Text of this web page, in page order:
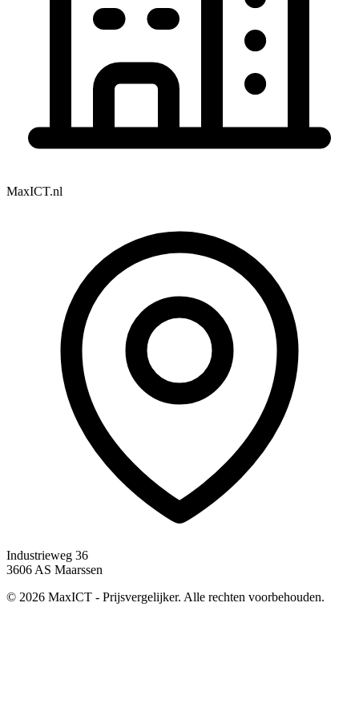
MaxICT.nl
Industrieweg 36
3606 AS Maarssen
© 2026 MaxICT - Prijsvergelijker. Alle rechten voorbehouden.